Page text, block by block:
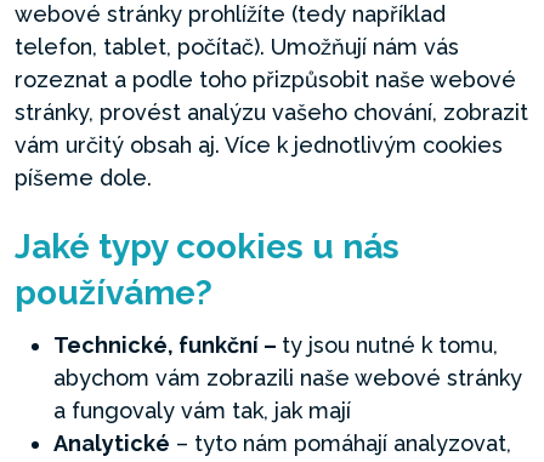
webové stránky prohlížíte (tedy například
telefon, tablet, počítač). Umožňují nám vás
rozeznat a podle toho přizpůsobit naše webové
stránky, provést analýzu vašeho chování, zobrazit
vám určitý obsah aj. Více k jednotlivým cookies
píšeme dole.
Jaké typy cookies u nás
používáme?
Technické, funkční – ty jsou nutné k tomu,
abychom vám zobrazili naše webové stránky
a fungovaly vám tak, jak mají
Analytické – tyto nám pomáhají analyzovat,